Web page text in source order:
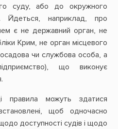
суду, або до окружного
Йдеться, наприклад, про
є не державний орган, не
Крим, не орган місцевого
чи службова особа, а
що виконує
можуть здатися
щоб одночасно
доступності судів і щодо